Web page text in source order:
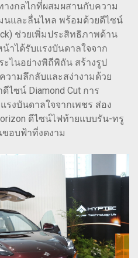
างกลไกที่ผสมผสานกับความ
นและลื่นไหล พร้อมด้วยดีไซน์
ช่วยเพิ่มประสิทธิภาพด้าน
าได้รับแรงบันดาลใจจาก
ไนอย่างพิถีพิถัน สร้างรูป
ามลึกลับและสง่างามด้วย
ซน์ Diamond Cut การ
งบันดาลใจจากเพชร ส่อง
ดีไซน์ไฟท้ายแบบรัน-ทรู
อบฟ้าที่งดงาม